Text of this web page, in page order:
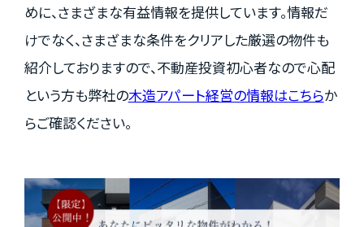
めに、さまざまな有益情報を提供しています。情報だ
けでなく、さまざまな条件をクリアした厳選の物件も
紹介しておりますので、不動産投資初心者なので心配
という方も弊社の木造アパート経営の情報はこちらか
らご確認ください。